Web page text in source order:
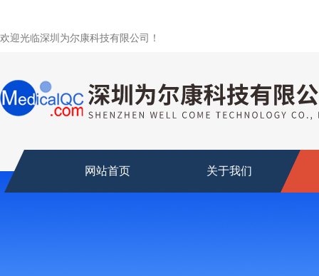
欢迎光临深圳为尔康科技有限公司！
网站首页 关于我们